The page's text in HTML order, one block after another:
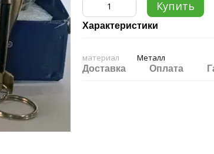
Купить
Характеристики
материал Металл
Доставка Оплата